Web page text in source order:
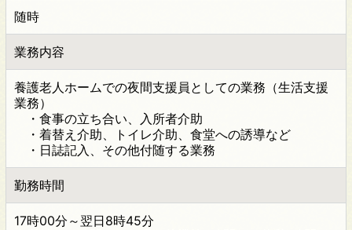
随時
業務内容
養護老人ホームでの夜間支援員としての業務（生活支援
業務）
・食事の立ち合い、入所者介助
・着替え介助、トイレ介助、食堂への誘導など
・日誌記入、その他付随する業務
勤務時間
17時00分～翌日8時45分